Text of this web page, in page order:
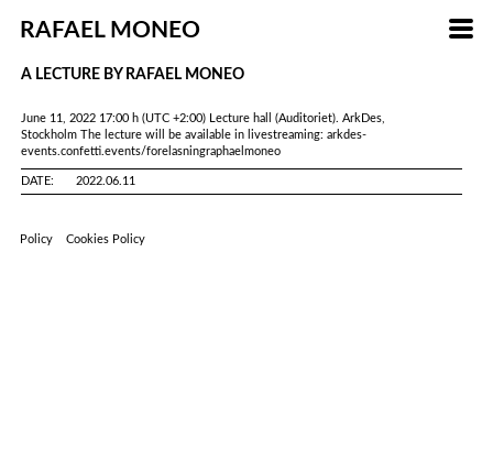
RAFAEL MONEO
A LECTURE BY RAFAEL MONEO
June 11, 2022 17:00 h (UTC +2:00) Lecture hall (Auditoriet). ArkDes,
Stockholm The lecture will be available in livestreaming: arkdes-
events.confetti.events/forelasningraphaelmoneo
DATE: 2022.06.11
Policy Cookies Policy